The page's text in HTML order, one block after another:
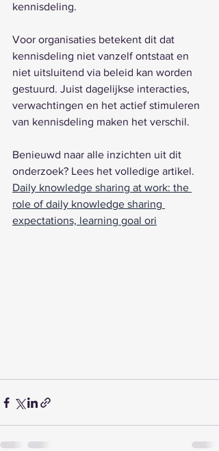
kennisdeling.
Voor organisaties betekent dit dat
kennisdeling niet vanzelf ontstaat en
niet uitsluitend via beleid kan worden
gestuurd. Juist dagelijkse interacties,
verwachtingen en het actief stimuleren
van kennisdeling maken het verschil.
Benieuwd naar alle inzichten uit dit
onderzoek? Lees het volledige artikel.
Daily knowledge sharing at work: the
role of daily knowledge sharing
expectations, learning goal ori